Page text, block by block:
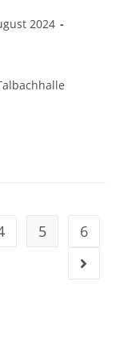
2024
5 6